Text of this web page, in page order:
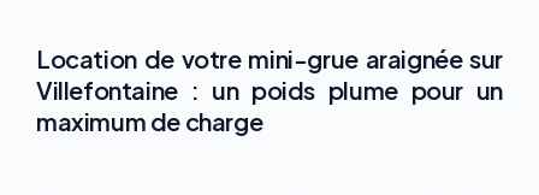
Location de votre mini-grue araignée sur
Villefontaine : un poids plume pour un
maximum de charge